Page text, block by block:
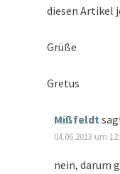
diesen
Grüße
Gretus
Mißfeldt
04.06.2013 um
nein, darum